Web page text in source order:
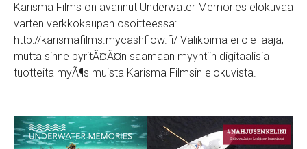
Karisma Films on avannut Underwater Memories elokuvaa
varten verkkokaupan osoitteessa:
http://karismafilms.mycashflow.fi/ Valikoima ei ole laaja,
mutta sinne pyritÃ¤Ã¤n saamaan myyntiin digitaalisia
tuotteita myÃ¶s muista Karisma Filmsin elokuvista.